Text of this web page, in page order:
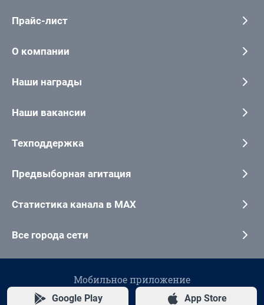
Прайс-лист
О компании
Наши награды
Наши вакансии
Техподдержка
Предвыборная агитация
Статистика канала в MAX
Все города сети
Мобильное приложение
Google Play App Store